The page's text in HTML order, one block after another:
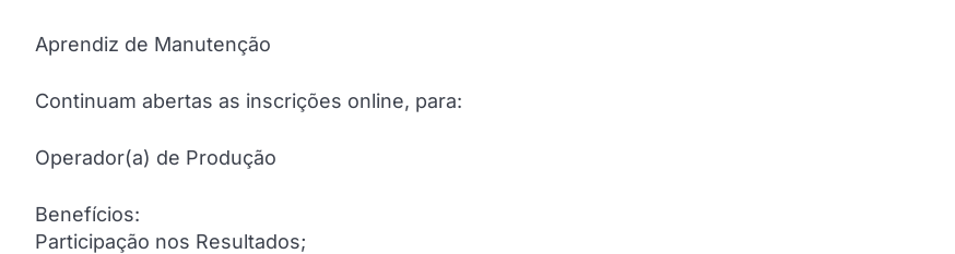
Aprendiz de Manutenção
Continuam abertas as inscrições online, para:
Operador(a) de Produção
Benefícios:
Participação nos Resultados;